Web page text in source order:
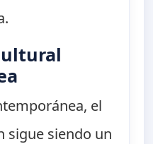
el
sigue siendo un